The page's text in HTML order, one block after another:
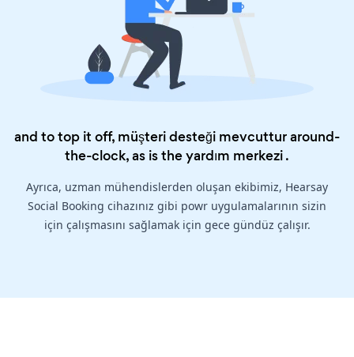
and to top it off, müşteri desteği mevcuttur around-
the-clock, as is theyardım merkezi.
Ayrıca, uzman mühendislerden oluşan ekibimiz, Hearsay
Social Booking cihazınız gibi powr uygulamalarının sizin
için çalışmasını sağlamak için gece gündüz çalışır.